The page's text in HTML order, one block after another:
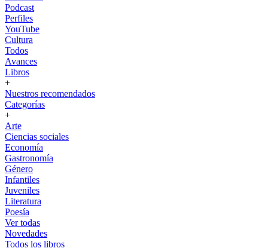
Podcast
Perfiles
YouTube
Cultura
Todos
Avances
Libros
+
Nuestros recomendados
Categorías
+
Arte
Ciencias sociales
Economía
Gastronomía
Género
Infantiles
Juveniles
Literatura
Poesía
Ver todas
Novedades
Todos los libros